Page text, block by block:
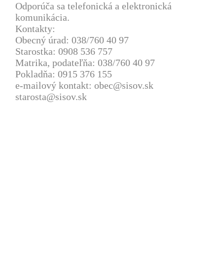
Odporúča sa telefonická a elektronická
komunikácia.
Kontakty:
Obecný úrad: 038/760 40 97
Starostka: 0908 536 757
Matrika, podateľňa: 038/760 40 97
Pokladňa: 0915 376 155
e-mailový kontakt: obec@sisov.sk
starosta@sisov.sk